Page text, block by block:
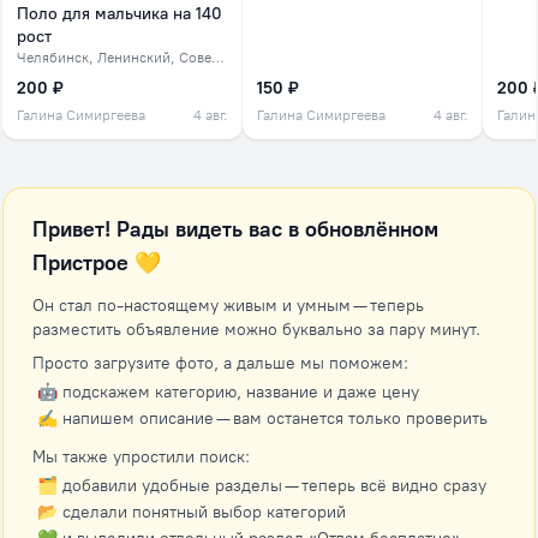
Поло для мальчика на 140
рост
Челябинск, Ленинский, Советский, северок
200 ₽
Галина Симиргеева 4 авг.
150 ₽
Галина Симиргеева 4 авг.
200
Привет! Рады видеть вас в обновлённом
Пристрое 💛
Он стал по-настоящему живым и умным — теперь
разместить объявление можно буквально за пару минут.
Просто загрузите фото, а дальше мы поможем:
🤖 подскажем категорию, название и даже цену
✍️ напишем описание — вам останется только проверить
Мы также упростили поиск:
🗂 добавили удобные разделы — теперь всё видно сразу
📂 сделали понятный выбор категорий